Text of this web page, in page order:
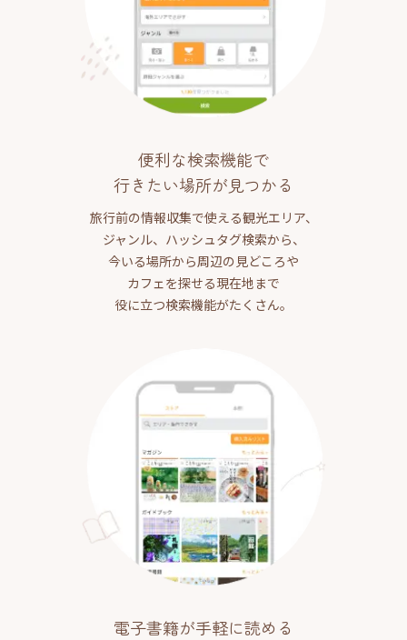
便利な検索機能で
行きたい場所が見つかる
旅行前の情報収集で使える観光エリア、
ジャンル、ハッシュタグ検索から、
今いる場所から周辺の見どころや
カフェを探せる現在地まで
役に立つ検索機能がたくさん。
電子書籍が手軽に読める